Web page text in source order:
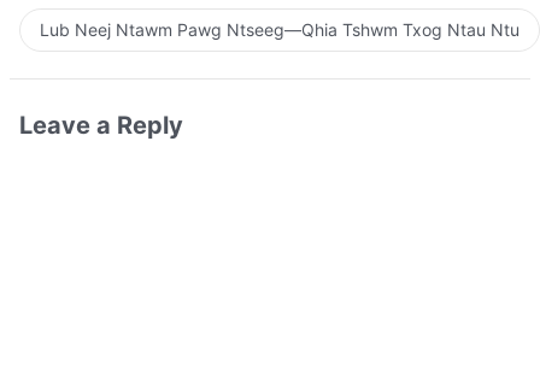
Lub Neej Ntawm Pawg Ntseeg—Qhia Tshwm Txog Ntau Ntu
Leave a Reply